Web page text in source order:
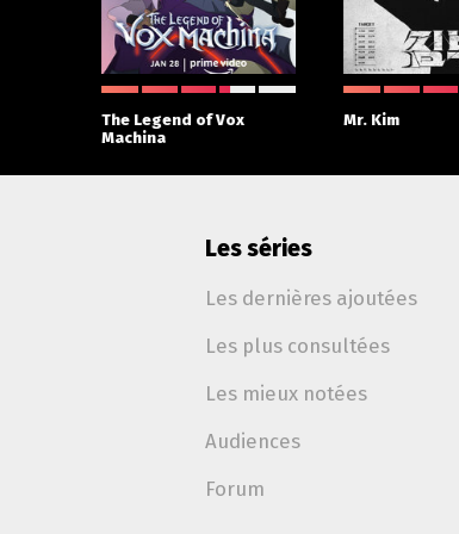
The Legend of Vox
Machina
Mr. Kim
Les séries
Les dernières ajoutées
Les plus consultées
Les mieux notées
Audiences
Forum